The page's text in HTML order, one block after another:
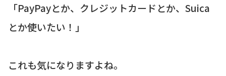
「PayPayとか、クレジットカードとか、Suica
とか使いたい！」
これも気になりますよね。